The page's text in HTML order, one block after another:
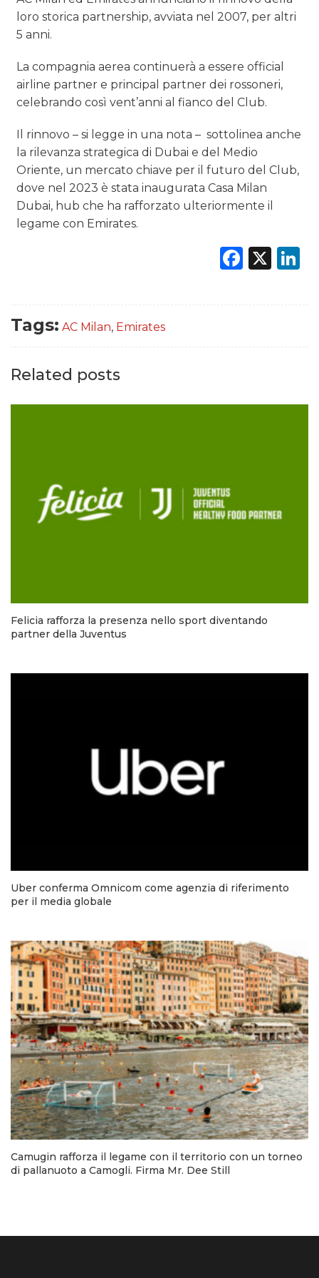
PREVISIONI/SCENARI
NORMATIVE
TREND
CASE HISTORY
OPINIONI
loro storica partnership, avviata nel 2007, per altri
5 anni.
La compagnia aerea continuerà a essere official
airline partner e principal partner dei rossoneri,
celebrando così vent’anni al fianco del Club.
Il rinnovo – si legge in una nota – sottolinea anche
la rilevanza strategica di Dubai e del Medio
Oriente, un mercato chiave per il futuro del Club,
dove nel 2023 è stata inaugurata Casa Milan
Dubai, hub che ha rafforzato ulteriormente il
legame con Emirates.
X
Tags: AC Milan, Emirates
Related posts
Felicia rafforza la presenza nello sport diventando
partner della Juventus
Uber conferma Omnicom come agenzia di riferimento
per il media globale
Camugin rafforza il legame con il territorio con un torneo
di pallanuoto a Camogli. Firma Mr. Dee Still